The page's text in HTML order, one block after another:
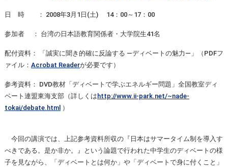
日 時 ： 2008年3月1日(土) 14：00～17：00
参加者 ： 台湾の日本語教育関係者・大学院生41名
配付資料： 「誠実に聞き的確に反論する ―ディベートの魅力―」（PDFフ
ァイル： Acrobat Readerが必要です）
参考資料： DVD教材「ディベートで学ぶエネルギー問題」全国教室ディ
ベート連盟東海支部（詳しくは http://www.ii-park.net/~nade-
tokai/debate.html ）
今回の講演では、上記参考資料所収の『日本はサマータイム制を導入す
べきである。是か非か。』という論題で行われた中学生のディベートの様
子を見ながら、「ディベートとは何か」や「ディベートで身に付くこと」